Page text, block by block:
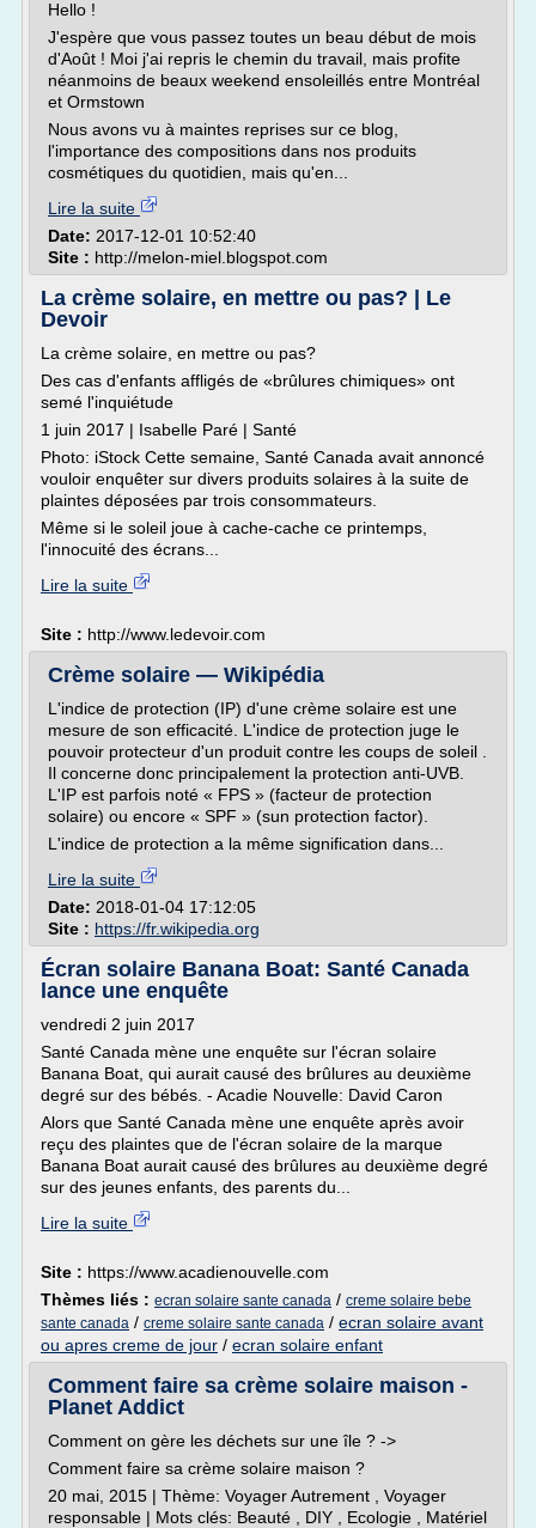
Hello !
J'espère que vous passez toutes un beau début de mois
d'Août ! Moi j'ai repris le chemin du travail, mais profite
néanmoins de beaux weekend ensoleillés entre Montréal
et Ormstown
Nous avons vu à maintes reprises sur ce blog,
l'importance des compositions dans nos produits
cosmétiques du quotidien, mais qu'en...
Lire la suite
Date: 2017-12-01 10:52:40
Site : http://melon-miel.blogspot.com
La crème solaire, en mettre ou pas? | Le
Devoir
La crème solaire, en mettre ou pas?
Des cas d'enfants affligés de «brûlures chimiques» ont
semé l'inquiétude
1 juin 2017 | Isabelle Paré | Santé
Photo: iStock Cette semaine, Santé Canada avait annoncé
vouloir enquêter sur divers produits solaires à la suite de
plaintes déposées par trois consommateurs.
Même si le soleil joue à cache-cache ce printemps,
l'innocuité des écrans...
Lire la suite
Site : http://www.ledevoir.com
Crème solaire — Wikipédia
L'indice de protection (IP) d'une crème solaire est une
mesure de son efficacité. L'indice de protection juge le
pouvoir protecteur d'un produit contre les coups de soleil .
Il concerne donc principalement la protection anti-UVB.
L'IP est parfois noté « FPS » (facteur de protection
solaire) ou encore « SPF » (sun protection factor).
L'indice de protection a la même signification dans...
Lire la suite
Date: 2018-01-04 17:12:05
Site : https://fr.wikipedia.org
Écran solaire Banana Boat: Santé Canada
lance une enquête
vendredi 2 juin 2017
Santé Canada mène une enquête sur l'écran solaire
Banana Boat, qui aurait causé des brûlures au deuxième
degré sur des bébés. - Acadie Nouvelle: David Caron
Alors que Santé Canada mène une enquête après avoir
reçu des plaintes que de l'écran solaire de la marque
Banana Boat aurait causé des brûlures au deuxième degré
sur des jeunes enfants, des parents du...
Lire la suite
Site : https://www.acadienouvelle.com
Thèmes liés : ecran solaire sante canada / creme solaire bebe
sante canada / creme solaire sante canada / ecran solaire avant
ou apres creme de jour / ecran solaire enfant
Comment faire sa crème solaire maison -
Planet Addict
Comment on gère les déchets sur une île ? ->
Comment faire sa crème solaire maison ?
20 mai, 2015 | Thème: Voyager Autrement , Voyager
responsable | Mots clés: Beauté , DIY , Ecologie , Matériel